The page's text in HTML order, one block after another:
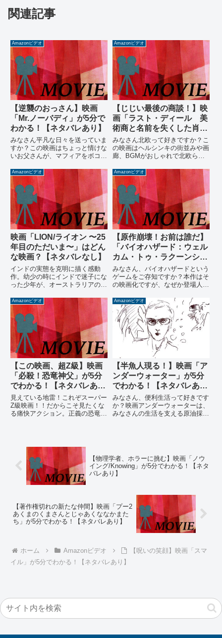
関連記事
Amazonビデオ
【逆襲のおっさん】映画
「Mr.ノーバディ」が5分で
わかる！【ネタバレあり】
みなさん平凡な日々を送っていま
すか？この映画はちょっと情けな
いお父さんが、マフィアをボコボ
ミ捨てを忘れ奥さんに怒られる姿
からは想像もできませんが、この
男とても危険なのです…。もしか
したらみなさんも実は危険な人物
だったりしないでしょうか？
Amazonビデオ
【じじい最後の商談！】映
画「ラスト・ディール 美
術商と名前を失くした肖
像」が5分でわかる！【ネ
タバレあり】
みなさん北欧って好きですか？こ
の映画はヘルシンキの街並みや画
廊、BGMがおしゃれで北欧らし
老美術商が孫と掘り出し物の絵画
を見つける話で、老美術商はその
絵画を名画と見込んでいました
が、作者のサインがなく誰の作か
わかりませんでした。その絵画の
正体が明らかになる時、一体何が
起こるのでしょうか…
Amazonビデオ
映画「LION/ライオン 〜25
年目のただいま〜」はどん
な映画？【ネタバレなし】
インドの実態を克明に描く感動
作。幼少の時にインドで迷子にな
った少年が、オーストラリアの夫
手がかりをもとにgoogle earthで
故郷を探すという話。あらすじと
レビューはコチラで！
Amazonビデオ
【原作崩壊！お前は誰だ】
「バイオハザード：ウェル
カム・トゥ・ラクーンシテ
ィ」が5分でわかる！【ネ
タバレあり】
みなさん、バイオハザードという
ゲームをご存知ですか？本作はそ
の映画化ですが、なぜか登場人物
ています。そんなキャラ崩壊を埋
め合わせるかのように不必要なま
でにバイオ要素が散りばめられて
おり、なんとかバイオ映画の体裁
を保っています。キャラ崩壊をギ
ャグとして楽しめる方にオススメ
Amazonビデオ
【この映画、超Z級】映画
「必殺！恐竜神父」が5分
でわかる！【ネタバレあ
り】
見えている地雷！これぞスーパー
Z級映画！！だからこそ見たくな
る痛快アクション。正義の恐竜と
を見逃すな…
Amazonビデオ
【半魚人現る！】映画「ア
ンダーウォーター」が5分
でわかる！【ネタバレあ
り】
みなさん、便利生活って好きです
か？映画アンダーウォーターは、
みなさんの生活を支える原油採掘
【物理学者、ホラーに挑む】映画「ノウ
イング/Knowing」が5分でわかる！【ネタ
バレあり】
【著作権切れの新たな仲間】映画「プー2
あくまのくまさんとじゃあくななかまた
ち」が5分でわかる！【ネタバレあり】
ホーム Amazonビデオ
【呪いの笑顔】映画「スマ
イル」が5分でわかる！【ネタバレあり】